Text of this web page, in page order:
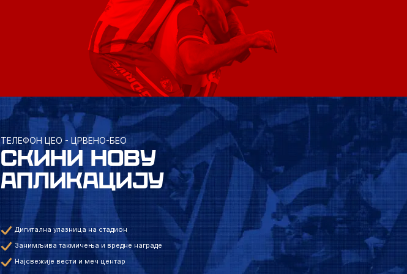
ТЕЛЕФОН ЦЕО - ЦРВЕНО-БЕО
СКИНИ НОВУ
АПЛИКАЦИЈУ
Дигитална улазница на стадион
Занимљива такмичења и вредне награде
Најсвежије вести и меч центар